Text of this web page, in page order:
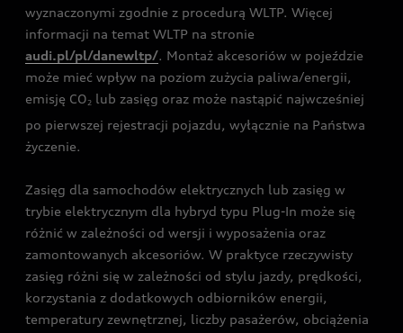
wyznaczonymi zgodnie z procedurą WLTP. Więcej
informacji na temat WLTP na stronie
audi.pl/pl/danewltp/. Montaż akcesoriów w pojeździe
może mieć wpływ na poziom zużycia paliwa/energii,
emisję CO2 lub zasięg oraz może nastąpić najwcześniej
po pierwszej rejestracji pojazdu, wyłącznie na Państwa
życzenie.
Zasięg dla samochodów elektrycznych lub zasięg w
trybie elektrycznym dla hybryd typu Plug-In może się
różnić w zależności od wersji i wyposażenia oraz
zamontowanych akcesoriów. W praktyce rzeczywisty
zasięg różni się w zależności od stylu jazdy, prędkości,
korzystania z dodatkowych odbiorników energii,
temperatury zewnętrznej, liczby pasażerów, obciążenia